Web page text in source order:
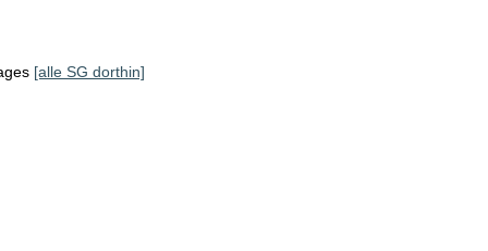
[alle SG dorthin]